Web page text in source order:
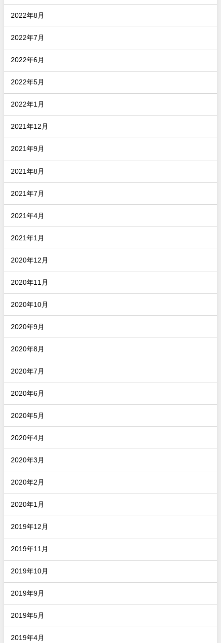
2022年8月
2022年7月
2022年6月
2022年5月
2022年1月
2021年12月
2021年9月
2021年8月
2021年7月
2021年4月
2021年1月
2020年12月
2020年11月
2020年10月
2020年9月
2020年8月
2020年7月
2020年6月
2020年5月
2020年4月
2020年3月
2020年2月
2020年1月
2019年12月
2019年11月
2019年10月
2019年9月
2019年5月
2019年4月